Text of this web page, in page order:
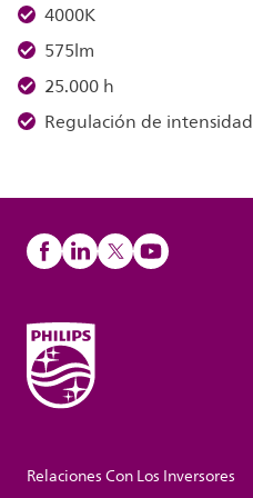
4000K
575lm
25.000 h
Regulación de intensidad
Relaciones Con Los Inversores